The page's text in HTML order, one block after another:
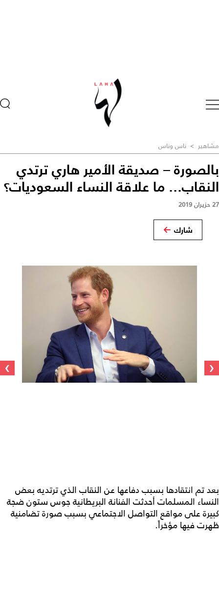
مشاهير > ناس وناس
بالصورة – صديقة الأمير هاري ترتدي
النقاب... ما علاقة النساء السعوديات؟
27 حزيران 2019
شارك
‹
›
بعد تم انتقادها بسبب دفاعها عن النقاب الذي ترتديه بعض
النساء المسلمات أحدثت الفنانة البريطانية جوس ستون ضجة
كبيرة على مواقع التواصل الاجتماعي بسبب صورة تضامنية
ظهرت فيها مؤخراً.